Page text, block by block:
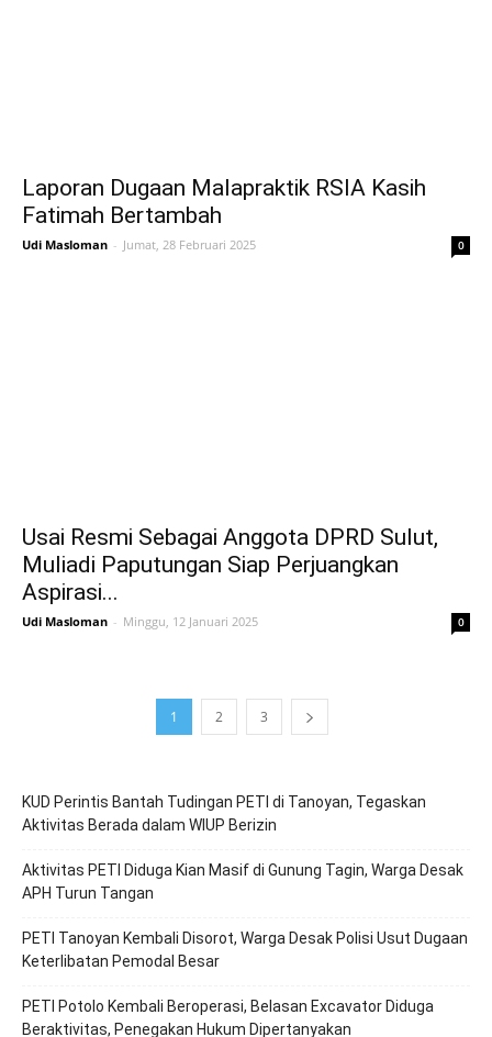
Laporan Dugaan Malapraktik RSIA Kasih
Fatimah Bertambah
Udi Masloman - Jumat, 28 Februari 2025 0
Usai Resmi Sebagai Anggota DPRD Sulut,
Muliadi Paputungan Siap Perjuangkan
Aspirasi...
Udi Masloman - Minggu, 12 Januari 2025 0
1 2 3
KUD Perintis Bantah Tudingan PETI di Tanoyan, Tegaskan
Aktivitas Berada dalam WIUP Berizin
Aktivitas PETI Diduga Kian Masif di Gunung Tagin, Warga Desak
APH Turun Tangan
PETI Tanoyan Kembali Disorot, Warga Desak Polisi Usut Dugaan
Keterlibatan Pemodal Besar
PETI Potolo Kembali Beroperasi, Belasan Excavator Diduga
Beraktivitas, Penegakan Hukum Dipertanyakan